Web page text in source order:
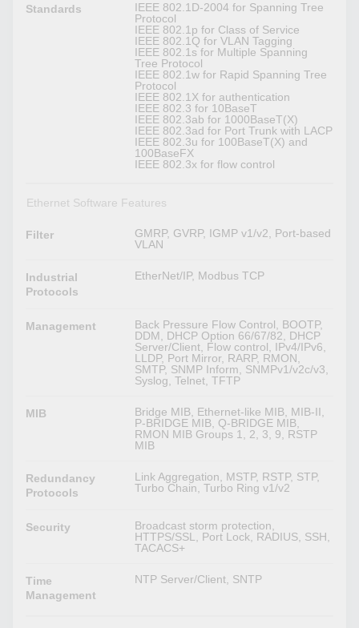
Standards
IEEE 802.1D-2004 for Spanning Tree
Protocol
IEEE 802.1p for Class of Service
IEEE 802.1Q for VLAN Tagging
IEEE 802.1s for Multiple Spanning
Tree Protocol
IEEE 802.1w for Rapid Spanning Tree
Protocol
IEEE 802.1X for authentication
IEEE 802.3 for 10BaseT
IEEE 802.3ab for 1000BaseT(X)
IEEE 802.3ad for Port Trunk with LACP
IEEE 802.3u for 100BaseT(X) and
100BaseFX
IEEE 802.3x for flow control
Ethernet Software Features
Filter
GMRP, GVRP, IGMP v1/v2, Port-based
VLAN
Industrial
Protocols
EtherNet/IP, Modbus TCP
Management
Back Pressure Flow Control, BOOTP,
DDM, DHCP Option 66/67/82, DHCP
Server/Client, Flow control, IPv4/IPv6,
LLDP, Port Mirror, RARP, RMON,
SMTP, SNMP Inform, SNMPv1/v2c/v3,
Syslog, Telnet, TFTP
MIB
Bridge MIB, Ethernet-like MIB, MIB-II,
P-BRIDGE MIB, Q-BRIDGE MIB,
RMON MIB Groups 1, 2, 3, 9, RSTP
MIB
Redundancy
Protocols
Link Aggregation, MSTP, RSTP, STP,
Turbo Chain, Turbo Ring v1/v2
Security
Broadcast storm protection,
HTTPS/SSL, Port Lock, RADIUS, SSH,
TACACS+
Time
Management
NTP Server/Client, SNTP